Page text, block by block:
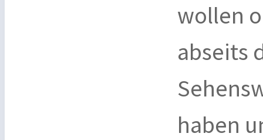
wollen
abseits
haben